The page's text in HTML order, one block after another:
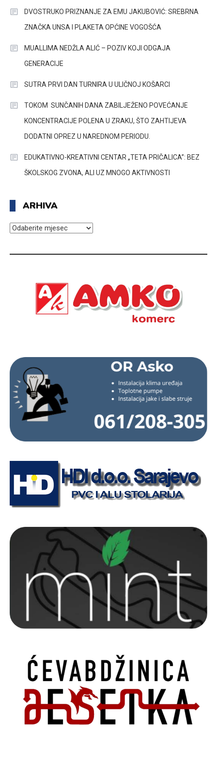
DVOSTRUKO PRIZNANJE ZA EMU JAKUBOVIĆ: SREBRNA
ZNAČKA UNSA I PLAKETA OPĆINE VOGOŠĆA
MUALLIMA NEDŽLA ALIĆ – POZIV KOJI ODGAJA
GENERACIJE
SUTRA PRVI DAN TURNIRA U ULIČNOJ KOŠARCI
TOKOM SUNČANIH DANA ZABILJEŽENO POVEĆANJE
KONCENTRACIJE POLENA U ZRAKU, ŠTO ZAHTIJEVA
DODATNI OPREZ U NAREDNOM PERIODU.
EDUKATIVNO-KREATIVNI CENTAR „TETA PRIČALICA”: BEZ
ŠKOLSKOG ZVONA, ALI UZ MNOGO AKTIVNOSTI
ARHIVA
ARHIVA